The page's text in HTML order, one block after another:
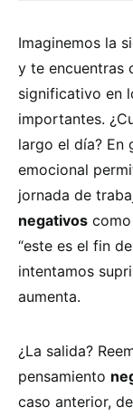
Imaginemos la
y te encuentras
significativo en
importantes.
largo el día? En
emocional
jornada de
negativos
“este es el fin
intentamos
aumenta.
¿La salida?
pensamiento
caso anterior,